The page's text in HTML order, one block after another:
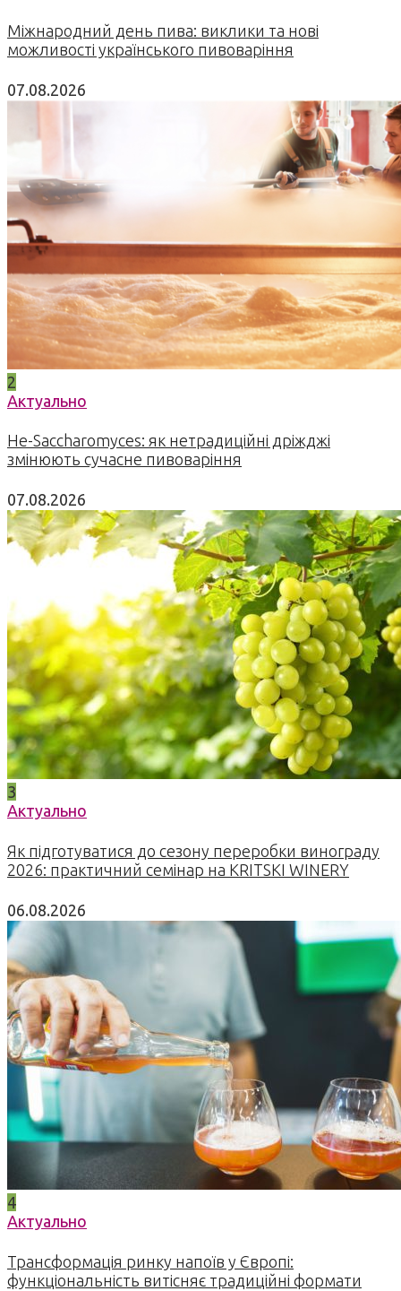
Міжнародний день пива: виклики та нові
можливості українського пивоваріння
07.08.2026
2
Актуально
Не-Saccharomyces: як нетрадиційні дріжджі
змінюють сучасне пивоваріння
07.08.2026
3
Актуально
Як підготуватися до сезону переробки винограду
2026: практичний семінар на KRITSKI WINERY
06.08.2026
4
Актуально
Трансформація ринку напоїв у Європі:
функціональність витісняє традиційні формати